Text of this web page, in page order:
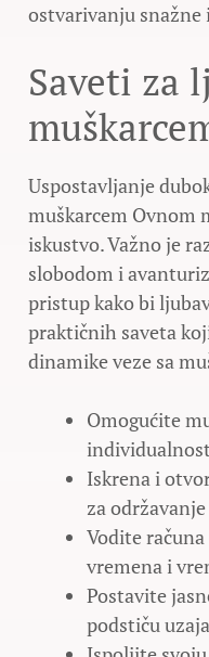
ostvarivanju snažne
Saveti za
Uspostavljanje
muškarcem Ovnom
iskustvo. Važno je
slobodom i
pristup kako bi
praktičnih saveta
dinamike veze sa
Omogućite
Iskrena i
za
Vodite
vremena i
Postavite
podstiču